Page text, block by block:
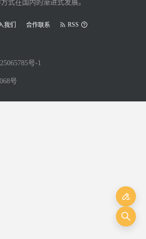
式在国内的渐进式发展。
我们 合作联系 RSS
号-1
号